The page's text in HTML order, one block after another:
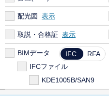
配光図
取説・合格証
BIMデータ IFC
RFA
IFCファイル
KDE1005B/SAN9